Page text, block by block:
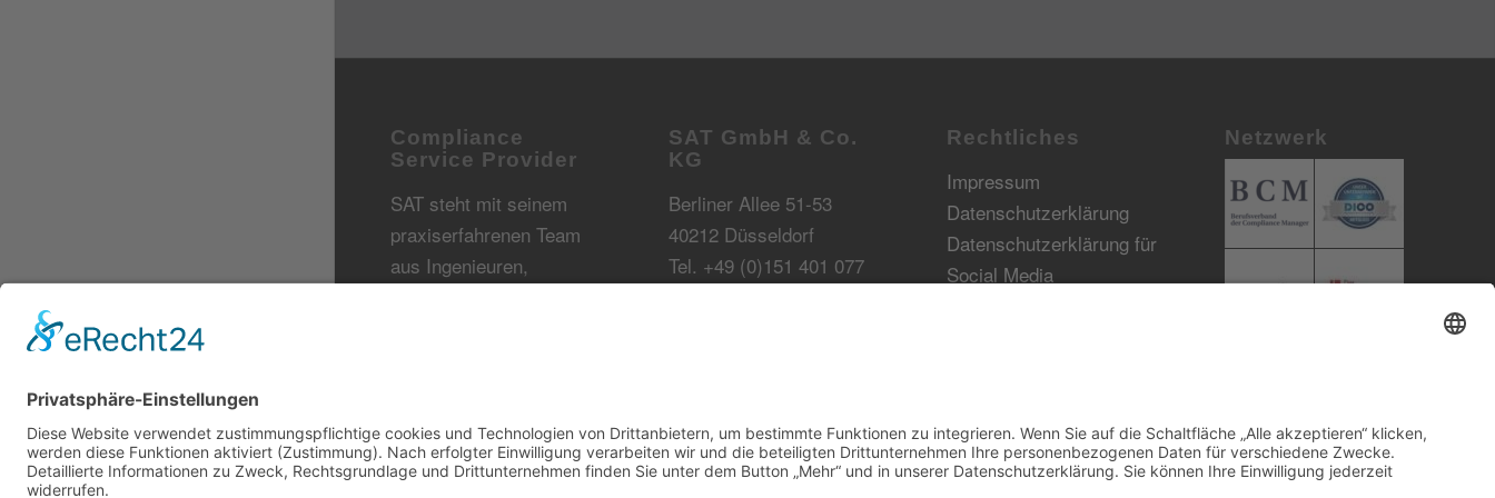
Compliance
Service Provider
SAT steht mit seinem
praxiserfahrenen Team
aus Ingenieuren,
SAT GmbH & Co.
KG
Berliner Allee 51-53
40212 Düsseldorf
Tel. +49 (0)151 401 077
Rechtliches
Impressum
Datenschutzerklärung
Datenschutzerklärung für
Social Media
Netzwerk